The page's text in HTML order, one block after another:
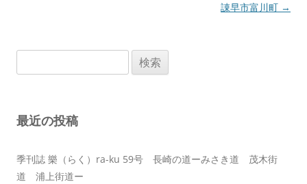
ョ
諌早市富川町 →
索:
最近の投稿
季刊誌 樂（らく）ra-ku 59号 長崎の道ーみさき道 茂木街
道 浦上街道ー